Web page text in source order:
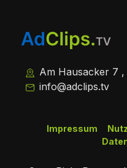
Am Hausacker 7
info@adclips.tv
Impressum